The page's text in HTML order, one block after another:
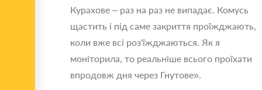
Курахове – раз на раз не випадає. Комусь
щастить і під саме закриття проїжджають,
коли вже всі роз'їжджаються. Як я
моніторила, то реальніше всього проїхати
впродовж дня через Гнутове».